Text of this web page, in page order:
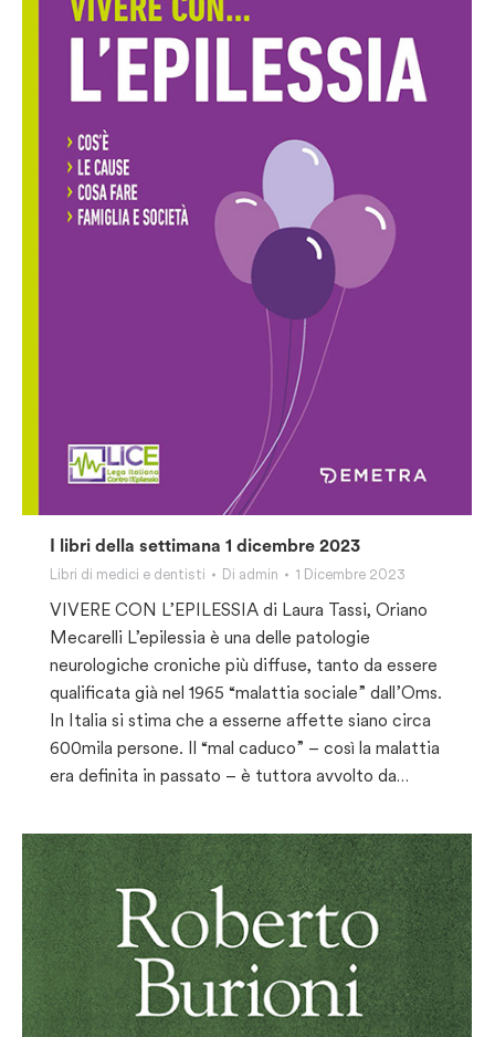
I libri della settimana 1 dicembre 2023
Libri di medici e dentisti Di admin 1 Dicembre 2023
VIVERE CON L’EPILESSIA di Laura Tassi, Oriano
Mecarelli L’epilessia è una delle patologie
neurologiche croniche più diffuse, tanto da essere
qualificata già nel 1965 “malattia sociale” dall’Oms.
In Italia si stima che a esserne affette siano circa
600mila persone. Il “mal caduco” – così la malattia
era definita in passato – è tuttora avvolto da…